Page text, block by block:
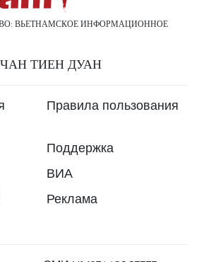
ВЬЕТНАМСКОЕ ИНФОРМАЦИОННОЕ
ЧАН ТИЕН ДУАН
Правила пользования
Поддержка
ВИА
Реклама